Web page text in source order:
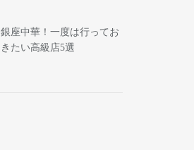
銀座中華！一度は行ってお
きたい高級店5選